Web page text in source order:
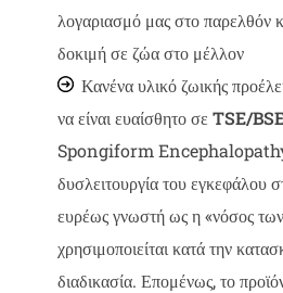
λογαριασμό μας στο παρελθόν
δοκιμή σε ζώα στο μέλλον
Κανένα υλικό ζωικής
να είναι ευαίσθητο σε TSE/
Spongiform Encephalopathy)
δυσλειτουργία του εγκεφάλου
ευρέως γνωστή ως η «νόσος
χρησιμοποιείται κατά την
διαδικασία. Επομένως, το